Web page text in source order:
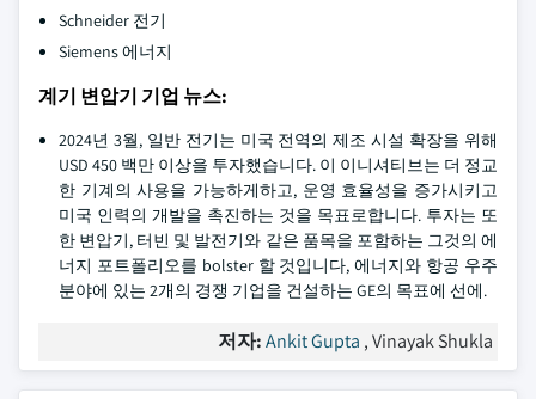
Schneider 전기
Siemens 에너지
계기 변압기 기업 뉴스:
2024년 3월, 일반 전기는 미국 전역의 제조 시설 확장을 위해
USD 450 백만 이상을 투자했습니다. 이 이니셔티브는 더 정교
한 기계의 사용을 가능하게하고, 운영 효율성을 증가시키고
미국 인력의 개발을 촉진하는 것을 목표로합니다. 투자는 또
한 변압기, 터빈 및 발전기와 같은 품목을 포함하는 그것의 에
너지 포트폴리오를 bolster 할 것입니다, 에너지와 항공 우주
분야에 있는 2개의 경쟁 기업을 건설하는 GE의 목표에 선에.
저자:Ankit Gupta , Vinayak Shukla